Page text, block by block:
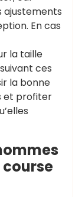
ajustements
En cas
la taille
ces
la bonne
et profiter